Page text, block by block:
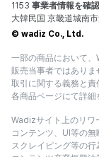
1153 事業者情報を確認
大韓民国 京畿道城南
© wadiz Co., Ltd.
一部の商品において、
販売当事者ではありま
取引に関する義務と責
各商品ページにて詳細
Wadizサイト上のリワ
コンテンツ、UI等の無
スクレイピング等の行